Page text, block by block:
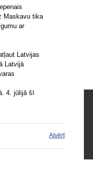
Maskavu tika
ar
Latvijas
Latvijā
4. jūlijā šī
Atvērt